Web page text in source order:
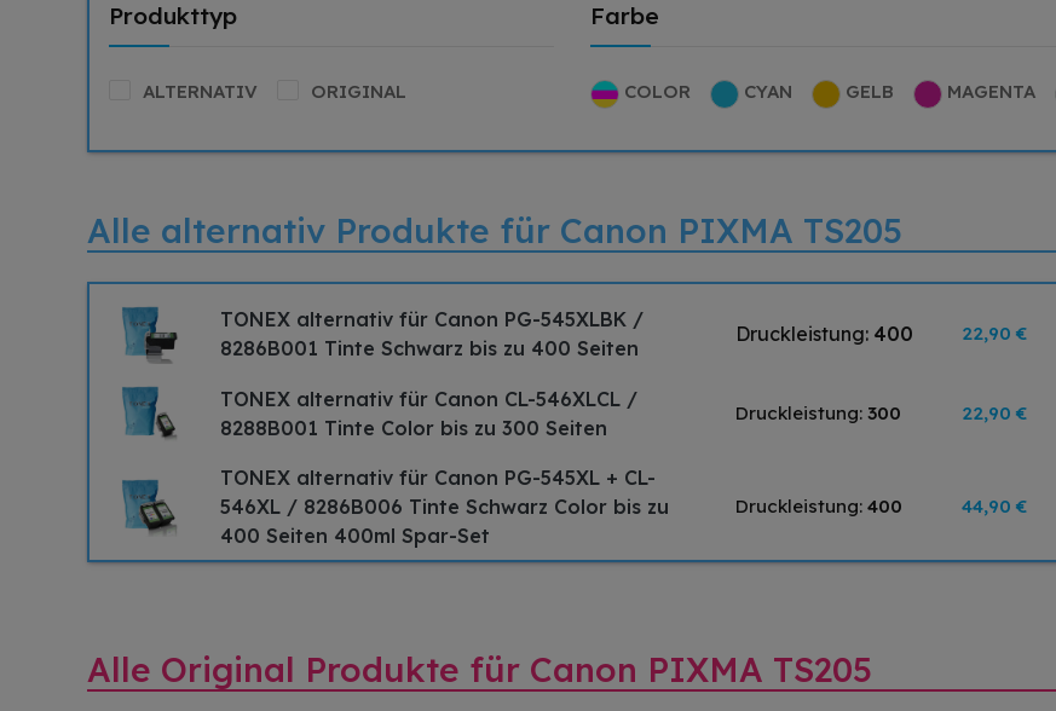
Produkttyp
ALTERNATIV ORIGINAL
Farbe
COLOR CYAN GELB MAGENTA
Alle alternativ Produkte für Canon PIXMA TS205
TONEX alternativ für Canon PG-545XLBK /
8286B001 Tinte Schwarz bis zu 400 Seiten
Druckleistung: 400 22,90 €
TONEX alternativ für Canon CL-546XLCL /
8288B001 Tinte Color bis zu 300 Seiten
Druckleistung:300 22,90 €
TONEX alternativ für Canon PG-545XL + CL-
546XL / 8286B006 Tinte Schwarz Color bis zu
400 Seiten 400ml Spar-Set
Druckleistung:400 44,90 €
Alle Original Produkte für Canon PIXMA TS205